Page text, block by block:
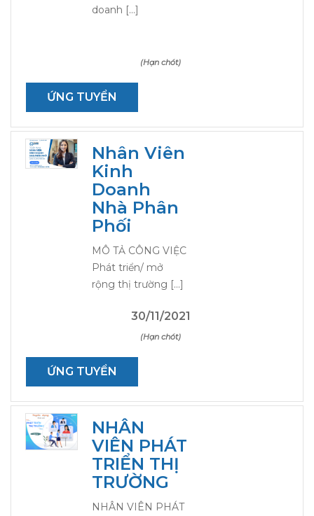
doanh […]
(Hạn chót)
ỨNG TUYỂN
Nhân Viên
Kinh
Doanh
Nhà Phân
Phối
MÔ TẢ CÔNG VIỆC
Phát triển/ mở
rộng thị trường […]
30/11/2021
(Hạn chót)
ỨNG TUYỂN
NHÂN
VIÊN PHÁT
TRIỂN THỊ
TRƯỜNG
NHÂN VIÊN PHÁT